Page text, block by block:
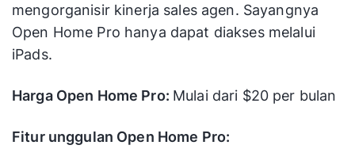
mengorganisir kinerja sales agen. Sayangnya
Open Home Pro hanya dapat diakses melalui
iPads.
Harga Open Home Pro: Mulai dari $20 per bulan
Fitur unggulan Open Home Pro: